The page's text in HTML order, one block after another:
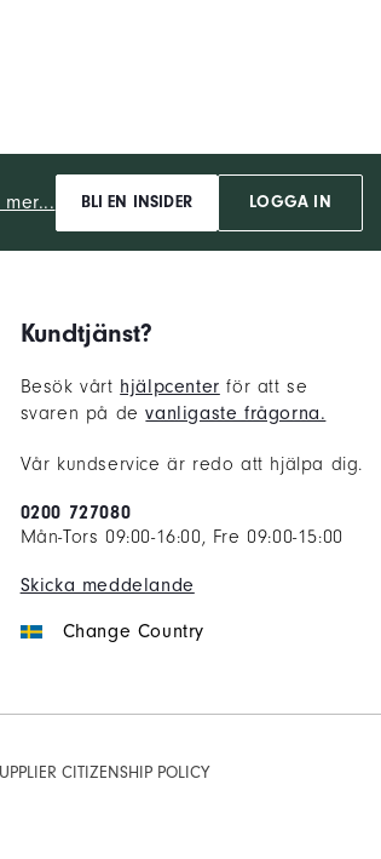
mer... BLI EN INSIDER LOGGA IN
Kundtjänst?
Besök vårt hjälpcenter för att se
svaren på devanligaste frågorna.
Vår kundservice är redo att hjälpa dig.
0200 727080
Mån-Tors 09:00-16:00, Fre 09:00-15:00
Skicka meddelande
Change Country
CITIZENSHIP POLICY